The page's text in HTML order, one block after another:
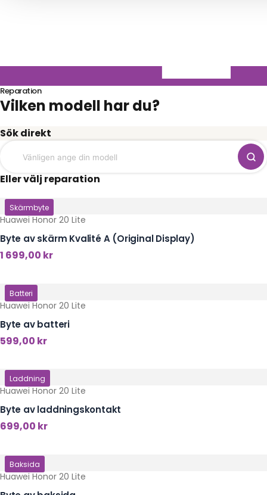
Reparation
Vilken modell har du?
Sök direkt
Eller välj reparation
Klicka här
Skärmbyte
Huawei Honor 20 Lite
Byte av skärm Kvalité A (Original Display)
1 699,00 kr
Klicka här
Batteri
Huawei Honor 20 Lite
Byte av batteri
599,00 kr
Klicka här
Laddning
Huawei Honor 20 Lite
Byte av laddningskontakt
699,00 kr
Klicka här
Baksida
Huawei Honor 20 Lite